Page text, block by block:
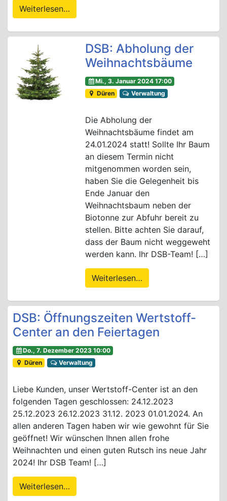
Weiterlesen…
DSB: Abholung der
Weihnachtsbäume
Mi., 3. Januar 2024 17:00
Düren
Verwaltung
Die Abholung der
Weihnachtsbäume findet am
24.01.2024 statt! Sollte Ihr Baum
an diesem Termin nicht
mitgenommen worden sein,
haben Sie die Gelegenheit bis
Ende Januar den
Weihnachtsbaum neben der
Biotonne zur Abfuhr bereit zu
stellen. Bitte achten Sie darauf,
dass der Baum nicht weggeweht
werden kann. Ihr DSB-Team! […]
Weiterlesen…
DSB: Öffnungszeiten Wertstoff-
Center an den Feiertagen
Do., 7. Dezember 2023 10:00
Düren
Verwaltung
Liebe Kunden, unser Wertstoff-Center ist an den
folgenden Tagen geschlossen: 24.12.2023
25.12.2023 26.12.2023 31.12. 2023 01.01.2024. An
allen anderen Tagen haben wir wie gewohnt für Sie
geöffnet! Wir wünschen Ihnen allen frohe
Weihnachten und einen guten Rutsch ins neue Jahr
2024! Ihr DSB Team! […]
Weiterlesen…